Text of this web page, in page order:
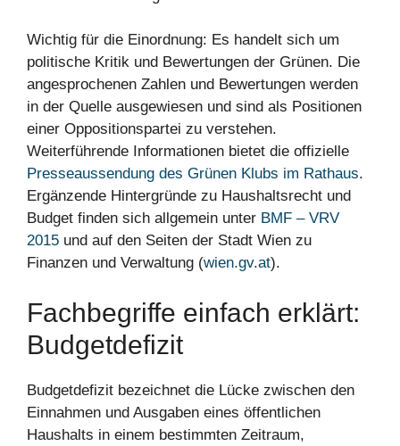
Wichtig für die Einordnung: Es handelt sich um
politische Kritik und Bewertungen der Grünen. Die
angesprochenen Zahlen und Bewertungen werden
in der Quelle ausgewiesen und sind als Positionen
einer Oppositionspartei zu verstehen.
Weiterführende Informationen bietet die offizielle
Presseaussendung des Grünen Klubs im Rathaus.
Ergänzende Hintergründe zu Haushaltsrecht und
Budget finden sich allgemein unter BMF – VRV
2015 und auf den Seiten der Stadt Wien zu
Finanzen und Verwaltung (wien.gv.at).
Fachbegriffe einfach erklärt:
Budgetdefizit
Budgetdefizit bezeichnet die Lücke zwischen den
Einnahmen und Ausgaben eines öffentlichen
Haushalts in einem bestimmten Zeitraum,